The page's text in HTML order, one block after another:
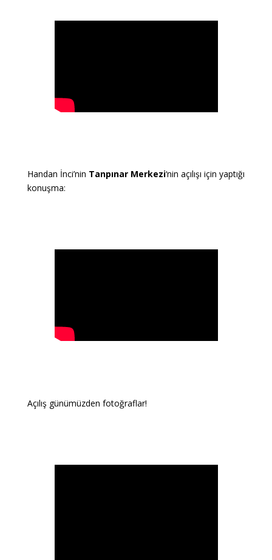
Handan İnci’nin Tanpınar Merkezi‘nin açılışı için yaptığı
konuşma:
Açılış günümüzden fotoğraflar!